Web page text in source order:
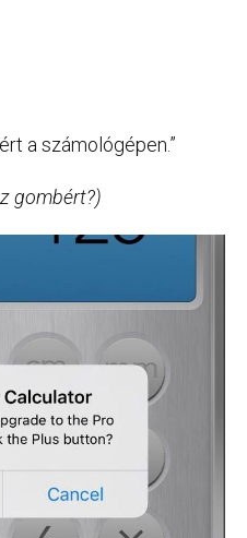
a számológépen.”
gombért?)